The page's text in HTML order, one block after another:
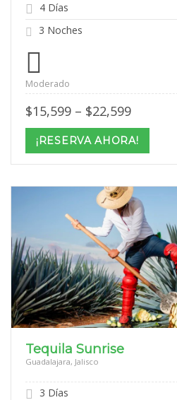
4 Días
3 Noches
Moderado
$15,599 – $22,599Price
$15,599
through
$22,599
¡RESERVA AHORA!
Tequila Sunrise
Guadalajara, Jalisco
3 Días